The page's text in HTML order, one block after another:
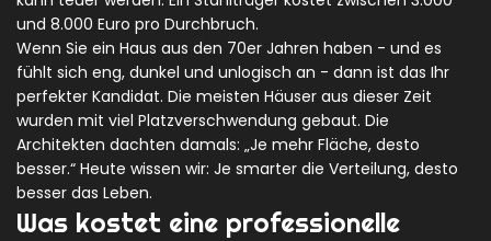
und 8.000 Euro pro Durchbruch.
Wenn Sie ein Haus aus den 70er Jahren haben - und es
fühlt sich eng, dunkel und unlogisch an - dann ist das Ihr
perfekter Kandidat. Die meisten Häuser aus dieser Zeit
wurden mit viel Platzverschwendung gebaut. Die
Architekten dachten damals: „Je mehr Fläche, desto
besser.“ Heute wissen wir: Je smarter die Verteilung, desto
besser das Leben.
Was kostet eine professionelle